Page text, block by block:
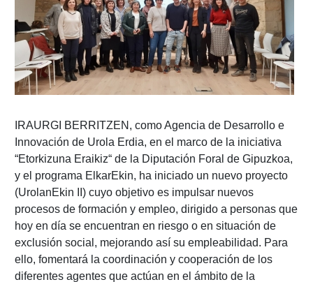
IRAURGI BERRITZEN, como Agencia de Desarrollo e
Innovación de Urola Erdia, en el marco de la iniciativa
“Etorkizuna Eraikiz“ de la Diputación Foral de Gipuzkoa,
y el programa ElkarEkin, ha iniciado un nuevo proyecto
(UrolanEkin II) cuyo objetivo es impulsar nuevos
procesos de formación y empleo, dirigido a personas que
hoy en día se encuentran en riesgo o en situación de
exclusión social, mejorando así su empleabilidad. Para
ello, fomentará la coordinación y cooperación de los
diferentes agentes que actúan en el ámbito de la